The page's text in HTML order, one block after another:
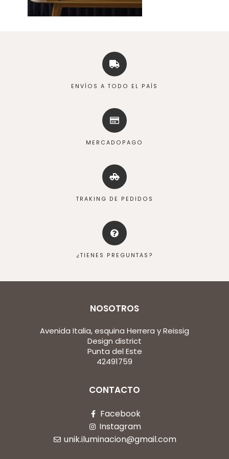
ENVÍOS A TODO EL PAÍS
MERCADOPAGO
TRAKING DE PEDIDOS
¿TIENES PREGUNTAS?
NOSOTROS
Avenida Italia, esquina Herrera y Reissig
Design district
Punta del Este
42491759
CONTACTO
Facebook
Instagram
unik.iluminacion@gmail.com